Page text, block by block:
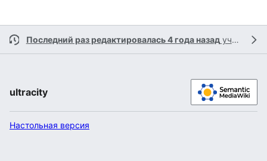
Последний раз редактировалась 4 года назадучастником
ultracity
Настольная версия